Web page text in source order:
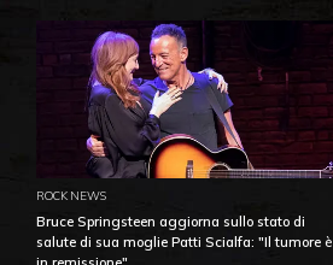
ROCK NEWS
Bruce Springsteen aggiorna sullo stato di
salute di sua moglie Patti Scialfa: "Il tumore è